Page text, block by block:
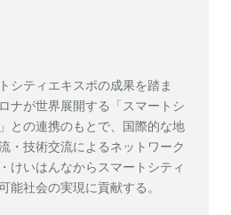
シティエキスポの成果を踏ま
ナが世界展開する「スマートシ
との連携のもとで、国際的な地
・技術交流によるネットワーク
けいはんなからスマートシティ
能社会の実現に貢献する。